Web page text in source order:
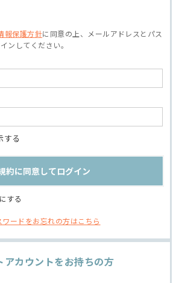
報保護方針に同意の上、
メールアドレスとパス
ンしてください。
する
する
ワードをお忘れの方はこちら
アカウントをお持ちの方